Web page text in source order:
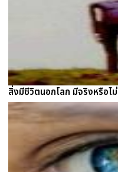
สิ่งมีชีวิตนอกโลก มีจริงหรือไม่